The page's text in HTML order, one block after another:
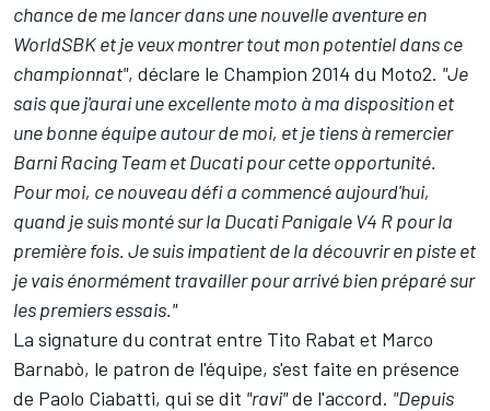
chance de me lancer dans une nouvelle aventure en
WorldSBK et je veux montrer tout mon potentiel dans ce
championnat", déclare le Champion 2014 du Moto2. "Je
sais que j'aurai une excellente moto à ma disposition et
une bonne équipe autour de moi, et je tiens à remercier
Barni Racing Team et Ducati pour cette opportunité.
Pour moi, ce nouveau défi a commencé aujourd'hui,
quand je suis monté sur la Ducati Panigale V4 R pour la
première fois. Je suis impatient de la découvrir en piste et
je vais énormément travailler pour arrivé bien préparé sur
les premiers essais."
La signature du contrat entre Tito Rabat et Marco
Barnabò, le patron de l'équipe, s'est faite en présence
de Paolo Ciabatti, qui se dit "ravi"de l'accord. "Depuis